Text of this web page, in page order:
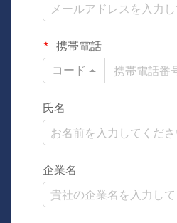
携帯電話
コード
氏名
企業名